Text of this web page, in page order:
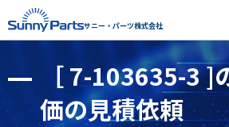
サニー・パーツ株式会社
半導体・電子部品
フリーワードで探す
［ 7-103635-3 ]
価の見積依頼